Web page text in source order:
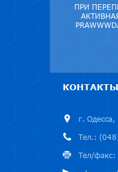
ПРИ
КОНТАКТЫ
г.
Тел.:
Тел/